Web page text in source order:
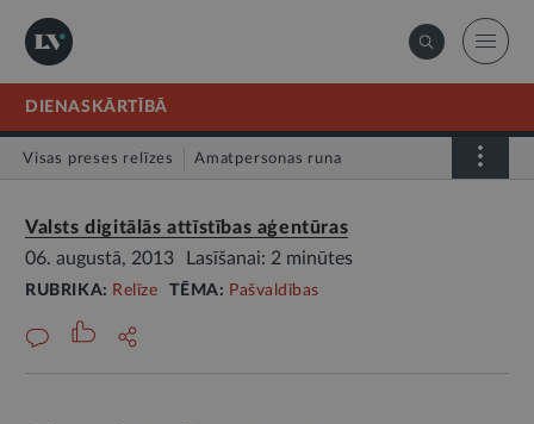
DIENASKĀRTĪBĀ
Visas preses relīzes Amatpersonas runa
Valsts digitālās attīstības aģentūras
06. augustā, 2013
Lasīšanai: 2 minūtes
RUBRIKA: Relīze TĒMA: Pašvaldības